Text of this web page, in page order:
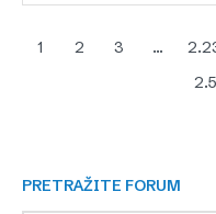
1 2 3 …
PRETRAŽITE FORUM